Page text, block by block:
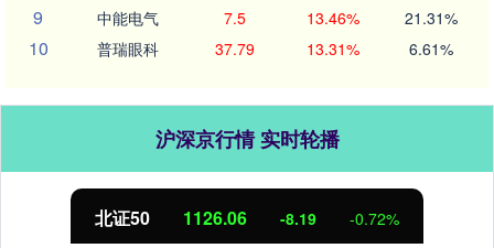
9 中能电气 7.5 13.46% 21.31%
10 普瑞眼科 37.79 13.31% 6.61%
沪深京行情 实时轮播
北证50 1125.96 -8.29 -0.73%